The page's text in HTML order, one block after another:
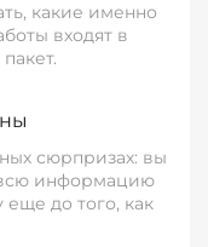
какие именно
входят в
сюрпризах: вы
информацию
до того, как